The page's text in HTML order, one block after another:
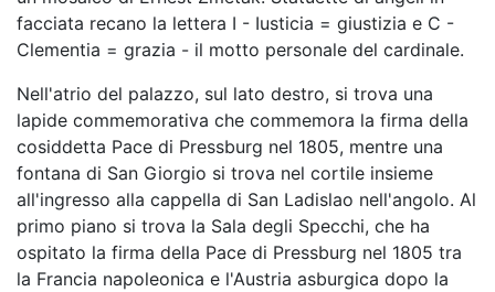
facciata recano la lettera I - Iusticia = giustizia e C -
Clementia = grazia - il motto personale del cardinale.
Nell'atrio del palazzo, sul lato destro, si trova una
lapide commemorativa che commemora la firma della
cosiddetta Pace di Pressburg nel 1805, mentre una
fontana di San Giorgio si trova nel cortile insieme
all'ingresso alla cappella di San Ladislao nell'angolo. Al
primo piano si trova la Sala degli Specchi, che ha
ospitato la firma della Pace di Pressburg nel 1805 tra
la Francia napoleonica e l'Austria asburgica dopo la